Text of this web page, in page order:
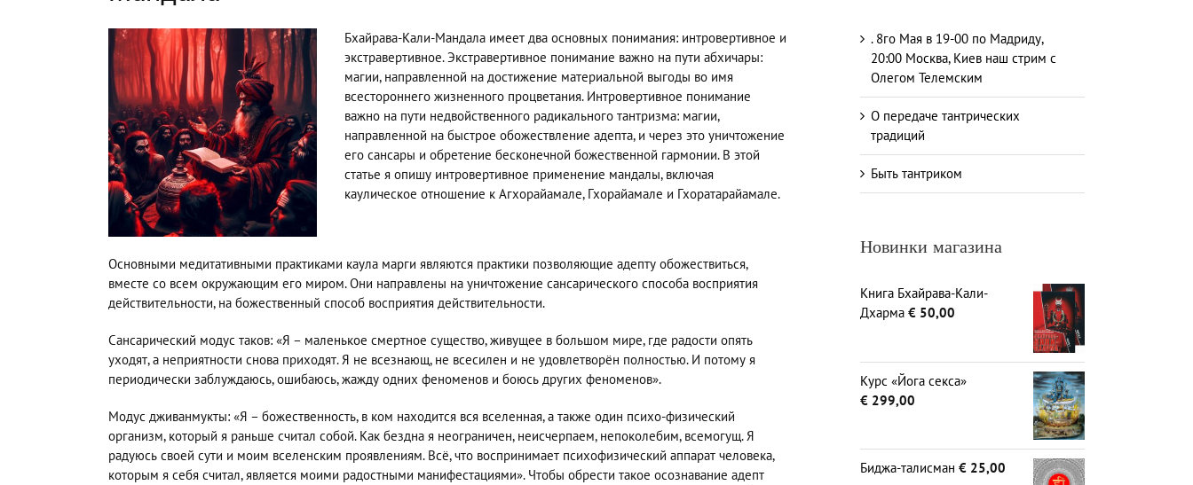
Бхайрава-Кали-Мандала имеет два основных понимания: интровертивное и
экстравертивное. Экстравертивное понимание важно на пути абхичары:
магии, направленной на достижение материальной выгоды во имя
всестороннего жизненного процветания. Интровертивное понимание
важно на пути недвойственного радикального тантризма: магии,
направленной на быстрое обожествление адепта, и через это уничтожение
его сансары и обретение бесконечной божественной гармонии. В этой
статье я опишу интровертивное применение мандалы, включая
каулическое отношение к Агхорайамале, Гхорайамале и Гхоратарайамале.
Основными медитативными практиками каула марги являются практики позволяющие адепту обожествиться,
вместе со всем окружающим его миром. Они направлены на уничтожение сансарического способа восприятия
действительности, на божественный способ восприятия действительности.
Сансарический модус таков: «Я – маленькое смертное существо, живущее в большом мире, где радости опять
уходят, а неприятности снова приходят. Я не всезнающ, не всесилен и не удовлетворён полностью. И потому я
периодически заблуждаюсь, ошибаюсь, жажду одних феноменов и боюсь других феноменов».
Модус дживанмукты: «Я – божественность, в ком находится вся вселенная, а также один психо-физический
организм, который я раньше считал собой. Как бездна я неограничен, неисчерпаем, непоколебим, всемогущ. Я
радуюсь своей сути и моим вселенским проявлениям. Всё, что воспринимает психофизический аппарат человека,
которым я себя считал, является моими радостными манифестациями». Чтобы обрести такое осознавание адепт
. 8го Мая в 19-00 по Мадриду,
20:00 Москва, Киев наш стрим с
Олегом Телемским
О передаче тантрических
традиций
Быть тантриком
Новинки магазина
Книга Бхайрава-Кали-
Дхарма € 50,00
Курс «Йога секса»
€ 299,00
Биджа-талисман € 25,00